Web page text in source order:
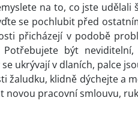
na to, co jste udělali
se pochlubit před
přicházejí v podobě
být
ukrývají v dlaních, palce
žaludku, klidně dýchejte a
pracovní smlouvu,